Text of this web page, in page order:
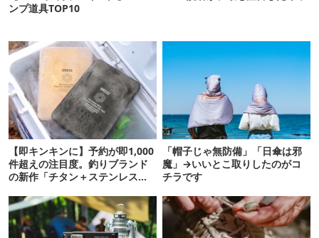
ンプ道具TOP10
【即キンキンに】予約が即1,000
件超えの注目度。釣りブランド
の新作「チタン＋ステンレスの
「帽子じゃ無防備」「日傘は邪
魔」→いいとこ取りしたのがコ
チラです